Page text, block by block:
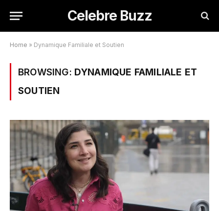
Celebre Buzz
Home » Dynamique Familiale et Soutien
BROWSING: DYNAMIQUE FAMILIALE ET
SOUTIEN